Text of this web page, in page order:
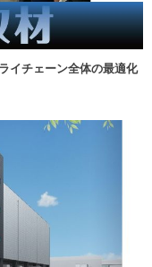
イチェーン全体の最適化